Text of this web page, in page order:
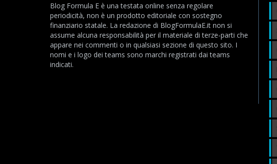
Blog Formula E è una testata online senza regolare
periodicità, non è un prodotto editoriale con sostegno
finanziario statale. La redazione di BlogFormulaE.it non si
assume alcuna responsabilità per il materiale di terze-parti che
appare nei commenti o in qualsiasi sezione di questo sito. I
nomi e i logo dei teams sono marchi registrati dai teams
indicati.